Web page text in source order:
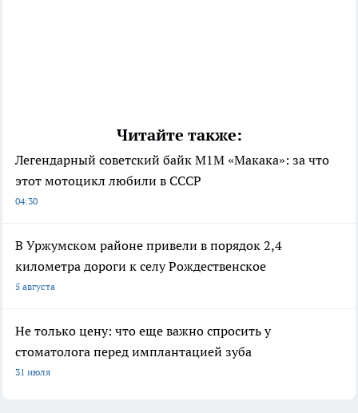
Читайте также:
Легендарный советский байк М1М «Макака»: за что
этот мотоцикл любили в СССР
04:30
В Уржумском районе привели в порядок 2,4
километра дороги к селу Рождественское
5 августа
Не только цену: что еще важно спросить у
стоматолога перед имплантацией зуба
31 июля